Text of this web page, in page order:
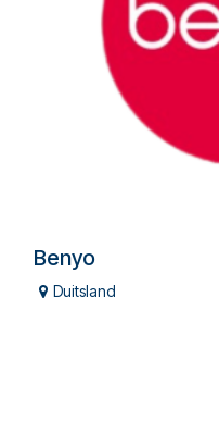
Benyo
Duitsland